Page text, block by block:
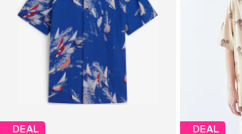
DEAL DEAL